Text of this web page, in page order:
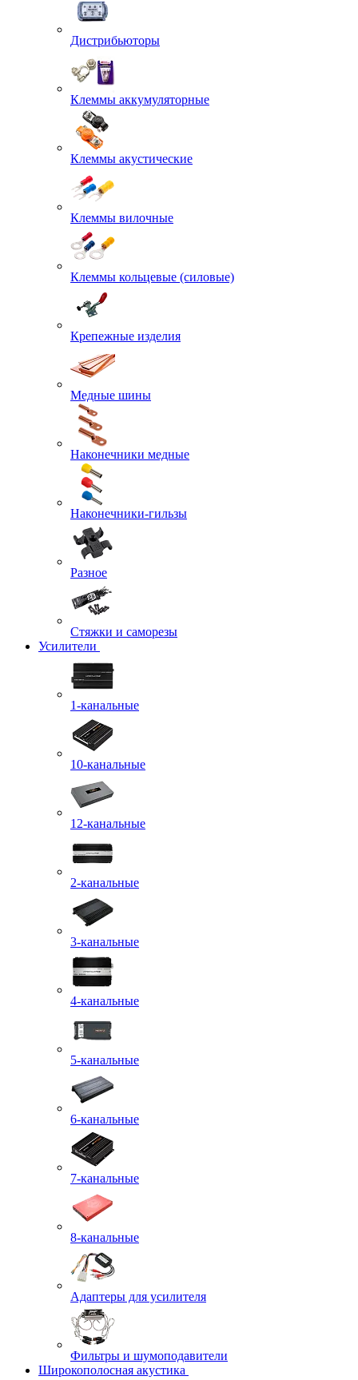
Дистрибьюторы
Клеммы аккумуляторные
Клеммы акустические
Клеммы вилочные
Клеммы кольцевые (силовые)
Крепежные изделия
Медные шины
Наконечники медные
Наконечники-гильзы
Разное
Стяжки и саморезы
Усилители
1-канальные
10-канальные
12-канальные
2-канальные
3-канальные
4-канальные
5-канальные
6-канальные
7-канальные
8-канальные
Адаптеры для усилителя
Фильтры и шумоподавители
Широкополосная акустика